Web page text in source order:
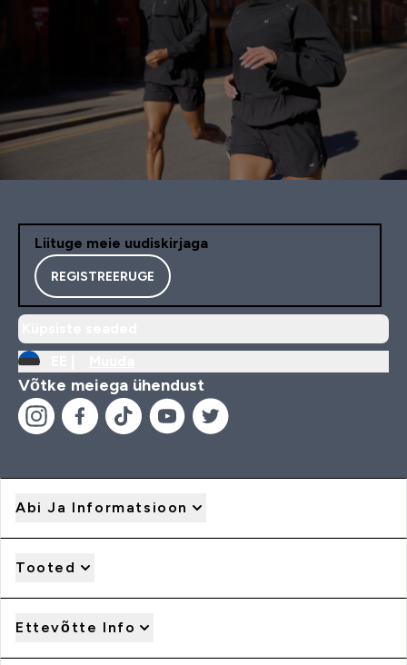
Liituge meie uudiskirjaga
REGISTREERUGE
Võtke meiega ühendust
Abi Ja Informatsioon
Tooted
Ettevõtte Info